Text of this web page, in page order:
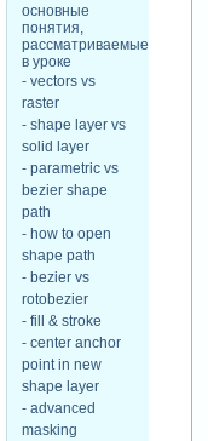
основные
понятия,
рассматриваемые
в уроке
- vectors vs
raster
- shape layer vs
solid layer
- parametric vs
bezier shape
path
- how to open
shape path
- bezier vs
rotobezier
- fill & stroke
- center anchor
point in new
shape layer
- advanced
masking